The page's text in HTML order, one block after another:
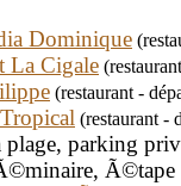
Dominique
La Cigale
(restaurant -
(restaurant -
plage, parking
Ã©tape